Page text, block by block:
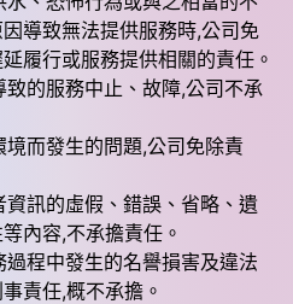
導致無法提供服務時,公司免
履行或服務提供相關的責任。
的服務中止、故障,公司不承
而發生的問題,公司免除責
訊的虛假、錯誤、省略、遺
內容,不承擔責任。
程中發生的名譽損害及違法
責任,概不承擔。